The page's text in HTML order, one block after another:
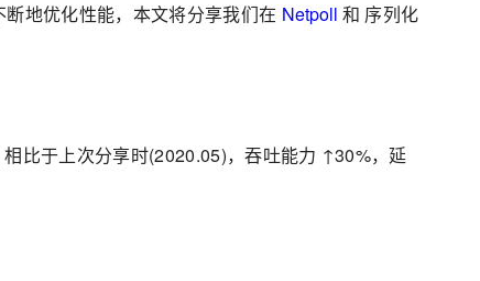
地优化性能，本文将分享我们在 Netpoll 和 序列化
比于上次分享时(2020.05)，吞吐能力 ↑30%，延